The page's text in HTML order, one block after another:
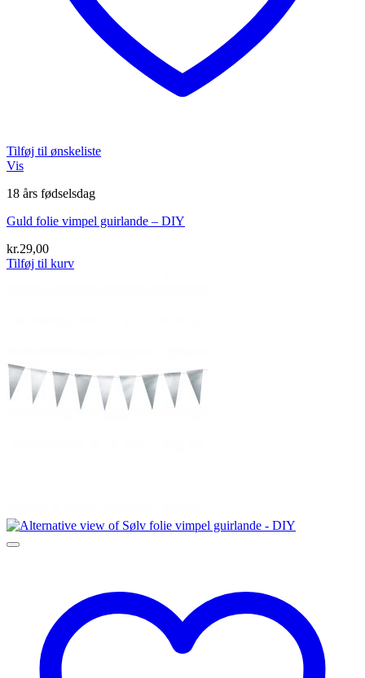
Tilføj til ønskeliste
Vis
18 års fødselsdag
Guld folie vimpel guirlande – DIY
kr.29,00
Tilføj til kurv